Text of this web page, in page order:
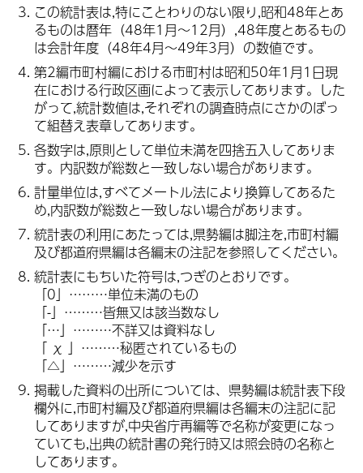
この統計表は,特にことわりのない限り,昭和48年とあ
るものは暦年（48年1月～12月）,48年度とあるもの
は会計年度（48年4月～49年3月）の数値です。
第2編市町村編における市町村は昭和50年1月1日現
在における行政区画によって表示してあります。した
がって,統計数値は,それぞれの調査時点にさかのぼっ
て組替え表章してあります。
各数字は,原則として単位未満を四捨五入してありま
す。内訳数が総数と一致しない場合があります。
計量単位は,すべてメートル法により換算してあるた
め,内訳数が総数と一致しない場合があります。
統計表の利用にあたっては,県勢編は脚注を,市町村編
及び都道府県編は各編末の注記を参照してください。
統計表にもちいた符号は,つぎのとおりです。
「0」………単位未満のもの
「-」………皆無又は該当数なし
「…」………不詳又は資料なし
「 χ 」………秘匿されているもの
「△」………減少を示す
掲載した資料の出所については、県勢編は統計表下段
欄外に,市町村編及び都道府県編は各編末の注記に記
してありますが,中央省庁再編等で名称が変更になっ
ていても,出典の統計書の発行時又は照会時の名称と
してあります。